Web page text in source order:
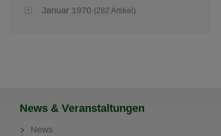
Januar 1970 (282 Artikel)
News & Veranstaltungen
News